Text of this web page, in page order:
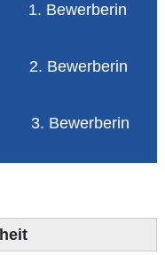
1. Bewerberin
2. Bewerberin
3. Bewerberin